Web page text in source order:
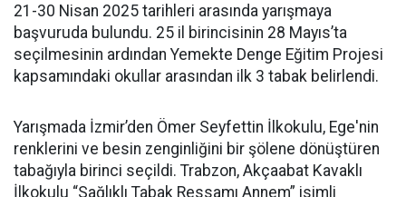
21-30 Nisan 2025 tarihleri arasında yarışmaya
başvuruda bulundu. 25 il birincisinin 28 Mayıs’ta
seçilmesinin ardından Yemekte Denge Eğitim Projesi
kapsamındaki okullar arasından ilk 3 tabak belirlendi.
Yarışmada İzmir’den Ömer Seyfettin İlkokulu, Ege'nin
renklerini ve besin zenginliğini bir şölene dönüştüren
tabağıyla birinci seçildi. Trabzon, Akçaabat Kavaklı
İlkokulu “Sağlıklı Tabak Ressamı Annem” isimli